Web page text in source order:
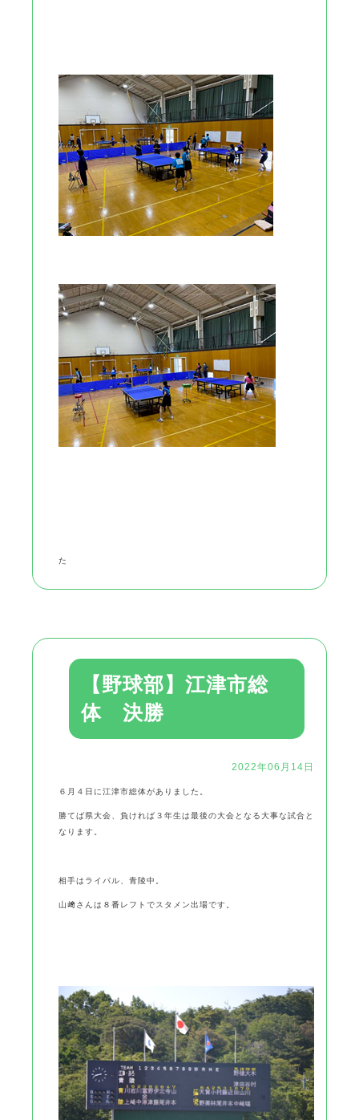
た
【野球部】江津市総
体 決勝
2022年06月14日
６月４日に江津市総体がありました。
勝てば県大会、負ければ３年生は最後の大会となる大事な試合と
なります。
相手はライバル、青陵中。
山﨑さんは８番レフトでスタメン出場です。